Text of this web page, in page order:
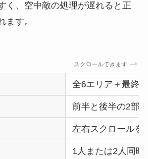
く、空中敵の処理が遅れると正
ます。
スクロールできます
全6エリア＋最終
前半と後半の2部
左右スクロールを
1人または2人同時